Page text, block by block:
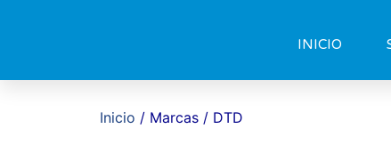
INICIO
Inicio / Marcas / DTD